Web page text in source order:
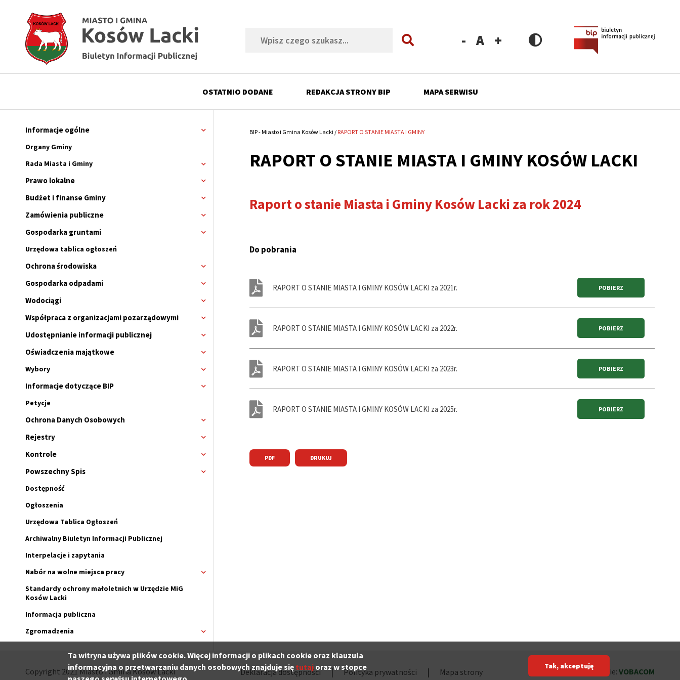
Przejdź
menu
Przejdź
treści
Przejdź
wyszukiwania
Przejdź
stopki
czcionkiczcionkiczcionki
OSTATNIO DODANE REDAKCJA STRONY BIP MAPA SERWISU
Główne
menu
serwisu
Informacje ogólne
Rozwiń
Organy Gminy
Rada Miasta i Gminy
Rozwiń
Rada
i
Gminy
Prawo lokalne
Rozwiń
Budżet i finanse Gminy
Rozwiń
Zamówienia publiczne
Rozwiń
Gospodarka gruntami
Rozwiń
Urzędowa tablica ogłoszeń
Ochrona środowiska
Rozwiń
Gospodarka odpadami
Rozwiń
Wodociągi
Rozwiń
Współpraca z organizacjami pozarządowymi
Rozwiń
Udostępnianie informacji publicznej
Rozwiń
Oświadczenia majątkowe
Rozwiń
Wybory
Rozwiń
Wybory
Informacje dotyczące BIP
Rozwiń
Petycje
Ochrona Danych Osobowych
Rozwiń
Rejestry
Rozwiń
Kontrole
Rozwiń
Powszechny Spis
Rozwiń
Dostępność
Ogłoszenia
Urzędowa Tablica Ogłoszeń
Archiwalny Biuletyn Informacji Publicznej
Interpelacje i zapytania
Nabór na wolne miejsca pracy
Rozwiń
pracy
Standardy ochrony małoletnich w Urzędzie MiG
Kosów Lacki
Informacja publiczna
Zgromadzenia
Rozwiń
menu
Zgromadzenia
nawigacyjna
BIP - Miasto i Gmina Kosów Lacki RAPORT O STANIE MIASTA I GMINY
RAPORT O STANIE MIASTA I GMINY KOSÓW LACKI
Raport o stanie Miasta i Gminy Kosów Lacki za rok 2024
Do pobrania
RAPORT O STANIE MIASTA I GMINY KOSÓW LACKI za 2021r.
RAPORT O STANIE MIASTA I GMINY KOSÓW LACKI za 2022r.
RAPORT O STANIE MIASTA I GMINY KOSÓW LACKI za 2023r.
RAPORT O STANIE MIASTA I GMINY KOSÓW LACKI za 2025r.
PDF DRUKUJ
Copyright 2021 Miasto i Gmina Kosów Lacki Deklaracja dostępności Polityka prywatności Mapa strony Projekt i wykonanie: VOBACOM
Ta witryna używa plików cookie. Więcej informacji o plikach cookie oraz klauzula
informacyjna o przetwarzaniu danych osobowych znajduje się tutajoraz w stopce
Tak, akceptuję